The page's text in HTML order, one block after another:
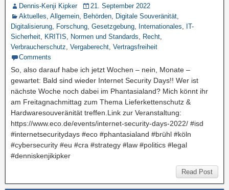
Dennis-Kenji Kipker
21. September 2022
Aktuelles, Allgemein, Behörden, Digitale Souveränität,
Digitalisierung, Forschung, Gesetzgebung, Internationales, IT-
Sicherheit, KRITIS, Normen und Standards, Recht,
Verbraucherschutz, Vergaberecht, Vertragsfreiheit
Comments
So, also darauf habe ich jetzt Wochen – nein, Monate –
gewartet: Bald sind wieder Internet Security Days!! Wer ist
nächste Woche noch dabei im Phantasialand? Mich könnt ihr
am Freitagnachmittag zum Thema Lieferkettenschutz &
Hardwaresouveränität treffen.Link zur Veranstaltung:
https://www.eco.de/events/internet-security-days-2022/ #isd
#internetsecuritydays #eco #phantasialand #brühl #köln
#cybersecurity #eu #cra #strategy #law #politics #legal
#denniskenjikipker
Read Post